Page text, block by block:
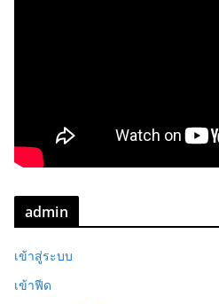
admin
เข้าสู่ระบบ
เข้าฟีด